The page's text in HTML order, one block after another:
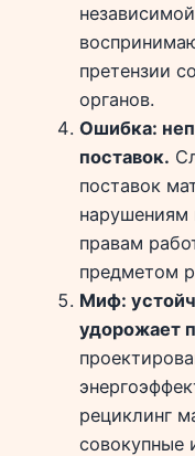
претензии
органов.
Ошибка:
поставок.
поставок
нарушениям
правам
предметом
Миф:
удорожает
рециклинг
совокупные